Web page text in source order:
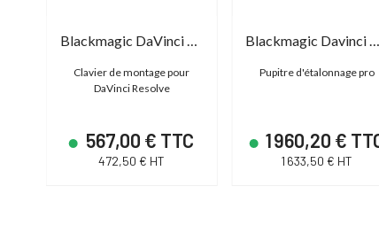
Blackmagic DaVinci Resolve Editor Keyboard
Clavier de montage pour
DaVinci Resolve
567,00 € TTC
472,50 € HT
Blackmagic Davinci Resolve Mini Panel
Pupitre d'étalonnage pro
1 960,20 €
1 633,50 € HT